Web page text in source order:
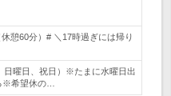
憩60分）# ＼17時過ぎには帰り
日曜日、祝日）※たまに水曜日出
※希望休の…